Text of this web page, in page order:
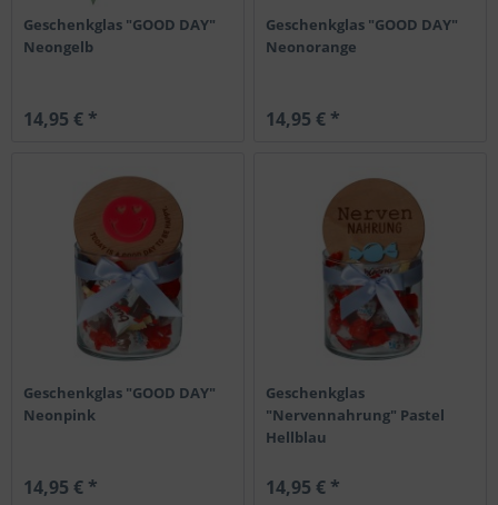
Geschenkglas "GOOD DAY"
Neongelb
14,95 € *
Geschenkglas "GOOD DAY"
Neonorange
14,95 € *
Geschenkglas "GOOD DAY"
Neonpink
14,95 € *
Geschenkglas
"Nervennahrung" Pastel
Hellblau
14,95 € *